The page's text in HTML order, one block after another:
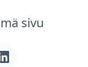
sivu